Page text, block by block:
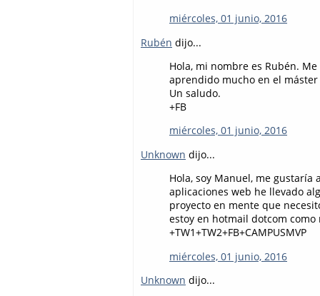
miércoles, 01 junio, 2016
Rubén dijo...
Hola, mi nombre es Rubén.
aprendido mucho en el máster
Un saludo.
+FB
miércoles, 01 junio, 2016
Unknown dijo...
Hola, soy Manuel, me gustaría
aplicaciones web he llevado
proyecto en mente que
estoy en hotmail dotcom
+TW1+TW2+FB+CAMPUSMVP
miércoles, 01 junio, 2016
Unknown dijo...